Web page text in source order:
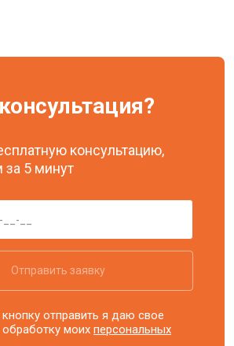
консультацию,
за 5 минут
Отправить заявку
отправить я даю свое
обработку моихперсональных